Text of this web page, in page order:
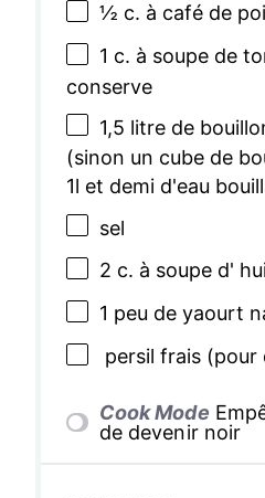
½ c. à café de
1 c. à soupe de
conserve
1,5 litre de
(sinon un cube de
1l et demi d'eau
sel
2 c. à soupe d'
1 peu de yaourt
persil frais (pour
Cook Mode
de devenir noir